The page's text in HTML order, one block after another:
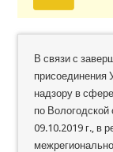
В связи с
присоединения
надзору в
по Вологодской
09.10.2019 г., в